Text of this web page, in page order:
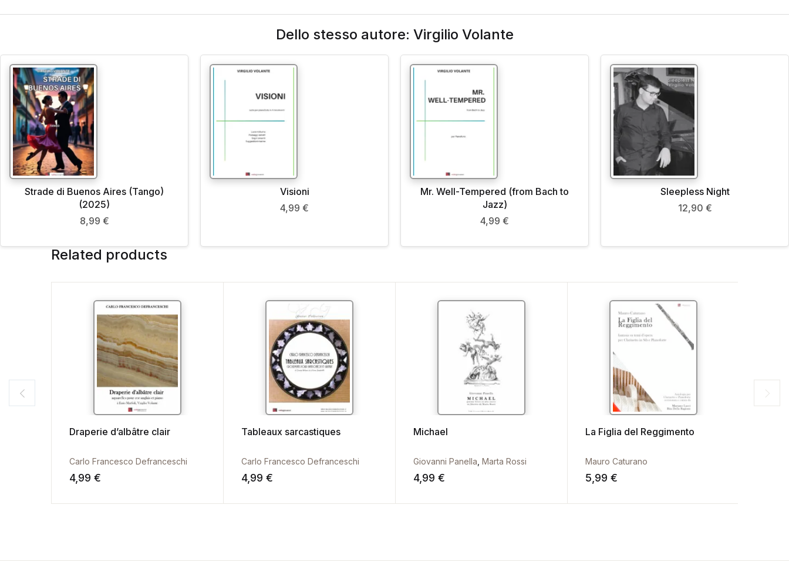
Dello stesso autore: Virgilio Volante
Strade di Buenos Aires (Tango)
(2025)
8,99 €
Visioni
4,99 €
Mr. Well-Tempered (from Bach to
Jazz)
4,99 €
Sleepless Night
12,90 €
Related products
Draperie d’albâtre clair
Carlo Francesco Defranceschi
4,99 €
Tableaux sarcastiques
Carlo Francesco Defranceschi
4,99 €
Michael
Giovanni Panella, Marta Rossi
4,99 €
La Figlia del Reggimento
Mauro Caturano
5,99 €